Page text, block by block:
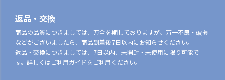
返品・交換
商品の品質につきましては、万全を期しておりますが、万一不良・破損
などがございましたら、商品到着後7日以内にお知らせください。
返品・交換につきましては、7日以内、未開封・未使用に限り可能で
す。詳しくはご利用ガイドをご利用ください。